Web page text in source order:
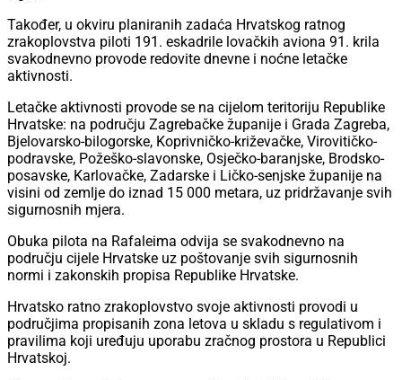
Također, u okviru planiranih zadaća Hrvatskog ratnog
zrakoplovstva piloti 191. eskadrile lovačkih aviona 91. krila
svakodnevno provode redovite dnevne i noćne letačke
aktivnosti.
Letačke aktivnosti provode se na cijelom teritoriju Republike
Hrvatske: na području Zagrebačke županije i Grada Zagreba,
Bjelovarsko-bilogorske, Koprivničko-križevačke, Virovitičko-
podravske, Požeško-slavonske, Osječko-baranjske, Brodsko-
posavske, Karlovačke, Zadarske i Ličko-senjske županije na
visini od zemlje do iznad 15 000 metara, uz pridržavanje svih
sigurnosnih mjera.
Obuka pilota na Rafaleima odvija se svakodnevno na
području cijele Hrvatske uz poštovanje svih sigurnosnih
normi i zakonskih propisa Republike Hrvatske.
Hrvatsko ratno zrakoplovstvo svoje aktivnosti provodi u
područjima propisanih zona letova u skladu s regulativom i
pravilima koji uređuju uporabu zračnog prostora u Republici
Hrvatskoj.